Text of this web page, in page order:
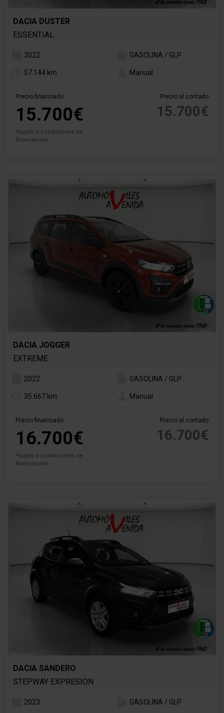
DACIA DUSTER
ESSENTIAL
2022 GASOLINA / GLP
57.144 km Manual
Precio financiado
15.700€
*sujeto a condiciones de
financiación
Precio al contado
15.700€
DACIA JOGGER
EXTREME
2022 GASOLINA / GLP
35.667 km Manual
Precio financiado
16.700€
*sujeto a condiciones de
financiación
Precio al contado
16.700€
DACIA SANDERO
STEPWAY EXPRESION
2023 GASOLINA / GLP